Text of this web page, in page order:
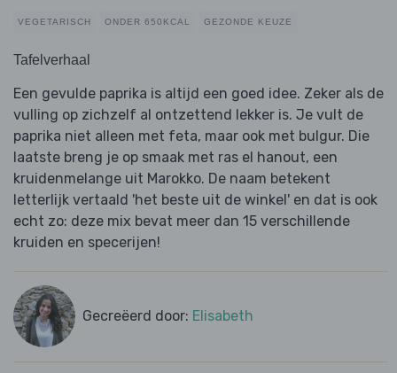
VEGETARISCH ONDER 650KCAL GEZONDE KEUZE
Tafelverhaal
Een gevulde paprika is altijd een goed idee. Zeker als de
vulling op zichzelf al ontzettend lekker is. Je vult de
paprika niet alleen met feta, maar ook met bulgur. Die
laatste breng je op smaak met ras el hanout, een
kruidenmelange uit Marokko. De naam betekent
letterlijk vertaald 'het beste uit de winkel' en dat is ook
echt zo: deze mix bevat meer dan 15 verschillende
kruiden en specerijen!
Gecreëerd door: Elisabeth